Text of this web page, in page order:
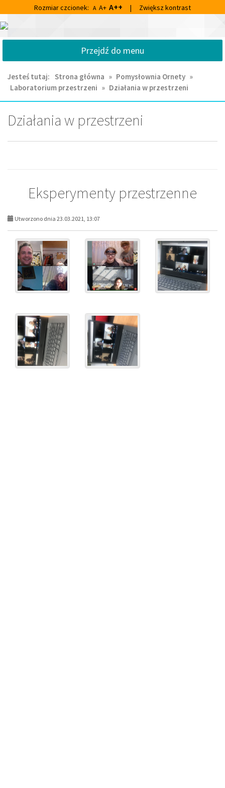
do
głównej
do
wyszukiwarki
Rozmiar czcionek: A A+ A++ | Zwiększ kontrast
Centrum
Kultury
Biblioteka
im.
Franciszka
Chruściela
Ornecie
Przejdź do menu
Jesteś tutaj: Strona główna » Pomysłownia Ornety »
Laboratorium przestrzeni » Działania w przestrzeni
Działania w przestrzeni
Eksperymenty przestrzenne
Utworzono dnia 23.03.2021, 13:07